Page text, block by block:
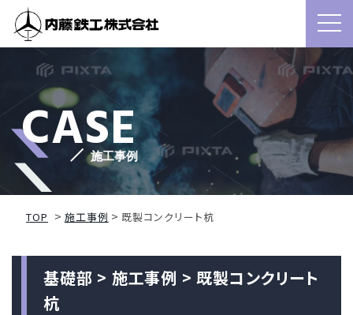
CASE
施工事例
TOP 施工事例 既製コンクリート杭
基礎部 > 施工事例 > 既製コンクリート
杭